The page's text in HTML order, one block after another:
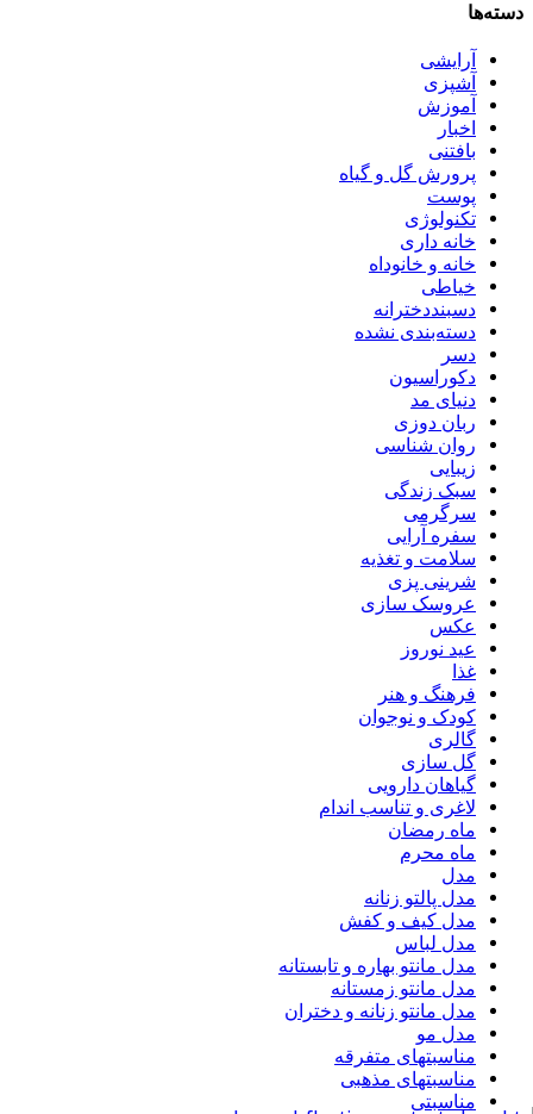
دسته‌ها
آرایشی
آشپزی
آموزش
اخبار
بافتنی
پرورش گل و گیاه
پوست
تکنولوژی
خانه داری
خانه و خانوداه
خیاطی
دسبنددخترانه
دسته‌بندی نشده
دسر
دکوراسیون
دنیای مد
ربان دوزی
روان شناسی
زیبایی
سبک زندگی
سرگرمی
سفره آرایی
سلامت و تغذیه
شرینی پزی
عروسک سازی
عکس
عید نوروز
غذا
فرهنگ و هنر
کودک و نوجوان
گالری
گل سازی
گیاهان دارویی
لاغری و تناسب اندام
ماه رمضان
ماه محرم
مدل
مدل پالتو زنانه
مدل کیف و کفش
مدل لباس
مدل مانتو بهاره و تابستانه
مدل مانتو زمستانه
مدل مانتو زنانه و دختران
مدل مو
مناسبتهای متفرقه
مناسبتهای مذهبی
مناسبتی